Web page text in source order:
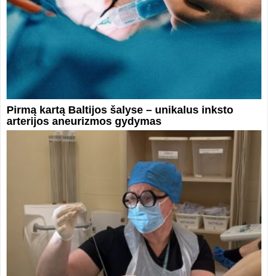
Pirmą kartą Baltijos šalyse – unikalus inksto
arterijos aneurizmos gydymas